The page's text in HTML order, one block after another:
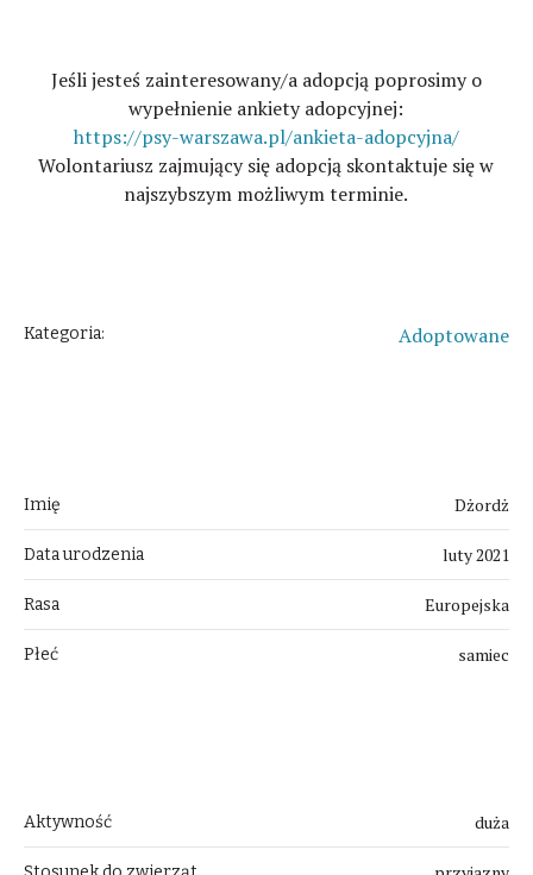
Jeśli jesteś zainteresowany/a adopcją poprosimy o
wypełnienie ankiety adopcyjnej:
https://psy-warszawa.pl/ankieta-adopcyjna/
Wolontariusz zajmujący się adopcją skontaktuje się w
najszybszym możliwym terminie.
Kategoria: Adoptowane
Imię Dżordż
Data urodzenia luty 2021
Rasa Europejska
Płeć samiec
Aktywność duża